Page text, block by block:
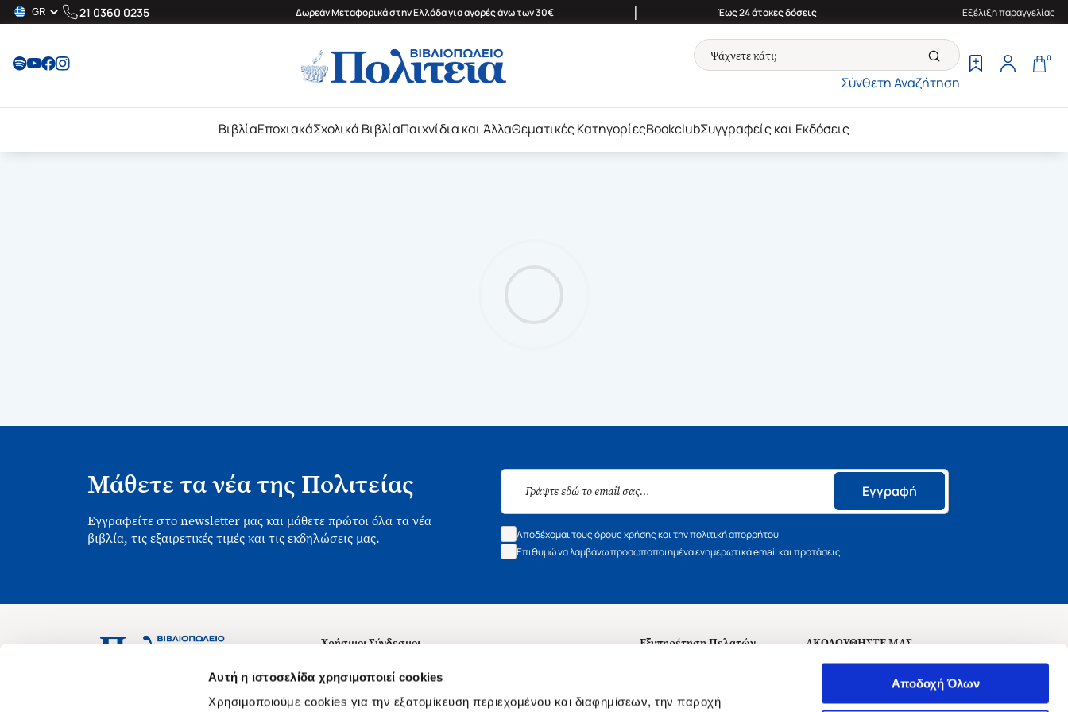
Αυτή η ιστοσελίδα χρησιμοποιεί cookies
Χρησιμοποιούμε cookies για την εξατομίκευση περιεχομένου και διαφημίσεων, την παροχή
Αποδοχή Όλων
21 0360 0235 Δωρεάν Μεταφορικά στην Ελλάδα για αγορές άνω των 30€ | Έως 24 άτοκες δόσεις Εξέλιξη παραγγελίας
Σύνθετη Αναζήτηση
0
ΒιβλίαΕποχιακάΣχολικά ΒιβλίαΠαιχνίδια και ΆλλαΘεματικές ΚατηγορίεςBookclubΣυγγραφείς και Εκδόσεις
Μάθετε τα νέα της Πολιτείας
Εγγραφείτε στο newsletter μας και μάθετε πρώτοι όλα τα νέα
βιβλία, τις εξαιρετικές τιμές και τις εκδηλώσεις μας.
Εγγραφή
Αποδέχομαι τους όρους χρήσης και την πολιτική απορρήτου
Επιθυμώ να λαμβάνω προσωποποιημένα ενημερωτικά email και προτάσεις
Ασκληπιού 1-3, Αθήνα 106 79
Χρήσιμοι Σύνδεσμοι
Σχετικά με εμάς
Θέσεις Εργασίας
Εξυπηρέτηση Πελατών
ΑΚΟΛΟΥΘΗΣΤΕ ΜΑΣ